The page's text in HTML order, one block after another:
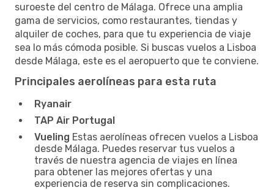
suroeste del centro de Málaga. Ofrece una amplia
gama de servicios, como restaurantes, tiendas y
alquiler de coches, para que tu experiencia de viaje
sea lo más cómoda posible. Si buscas vuelos a Lisboa
desde Málaga, este es el aeropuerto que te conviene.
Principales aerolíneas para esta ruta
Ryanair
TAP Air Portugal
Vueling Estas aerolíneas ofrecen vuelos a Lisboa
desde Málaga. Puedes reservar tus vuelos a
través de nuestra agencia de viajes en línea
para obtener las mejores ofertas y una
experiencia de reserva sin complicaciones.